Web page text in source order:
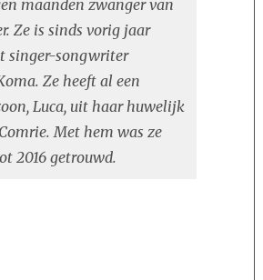
maanden zwanger van
Ze is sinds vorig jaar
singer-songwriter
Ze heeft al een
Luca, uit haar huwelijk
Met hem was ze
2016 getrouwd.